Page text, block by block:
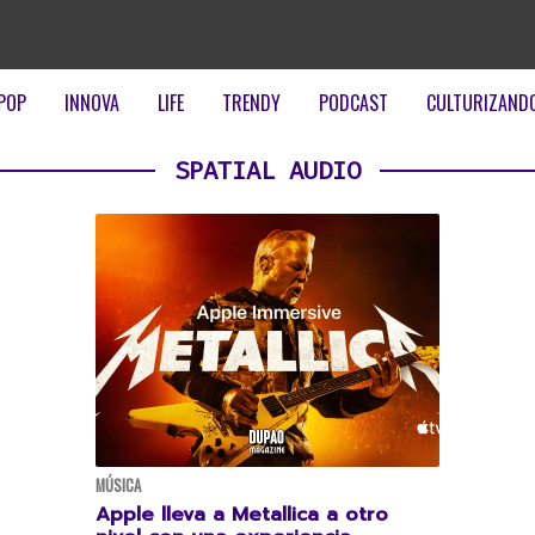
INNOVA LIFE TRENDY PODCAST
SPATIAL AUDIO
MÚSICA
Apple lleva a Metallica a otro